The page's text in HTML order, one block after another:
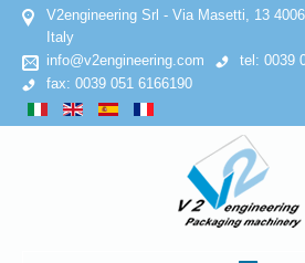
V2engineering Srl - Via Masetti, 13
Italy
info@v2engineering.com
tel: 0039
fax: 0039 051 6166190